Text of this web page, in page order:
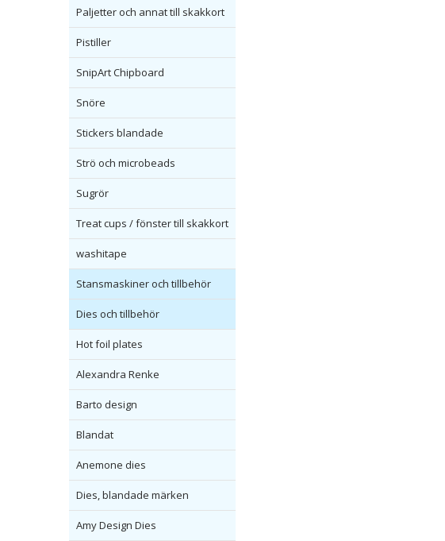
Paljetter och annat till skakkort
Pistiller
SnipArt Chipboard
Snöre
Stickers blandade
Strö och microbeads
Sugrör
Treat cups / fönster till skakkort
washitape
Stansmaskiner och tillbehör
Dies och tillbehör
Hot foil plates
Alexandra Renke
Barto design
Blandat
Anemone dies
Dies, blandade märken
Amy Design Dies